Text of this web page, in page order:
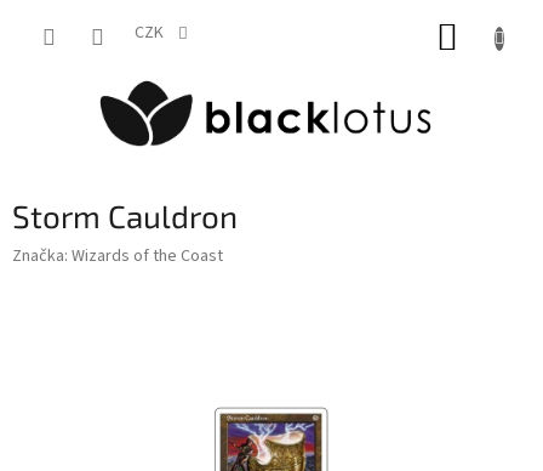
CZK
Storm Cauldron
Značka: Wizards of the Coast